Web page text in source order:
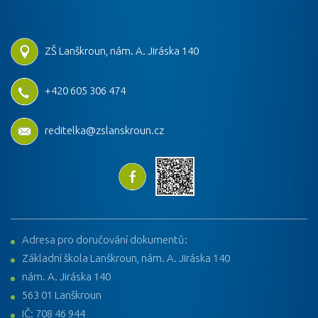
ZŠ Lanškroun, nám. A. Jiráska 140
+420 605 306 474
reditelka@zslanskroun.cz
Adresa pro doručování dokumentů:
Základní škola Lanškroun, nám. A. Jiráska 140
nám. A. Jiráska 140
563 01 Lanškroun
IČ: 708 46 944